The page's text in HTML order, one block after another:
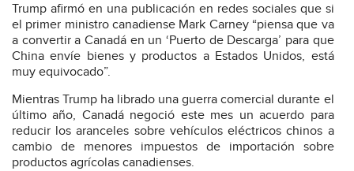
Trump afirmó en una publicación en redes sociales que si
el primer ministro canadiense Mark Carney “piensa que va
a convertir a Canadá en un ‘Puerto de Descarga’ para que
China envíe bienes y productos a Estados Unidos, está
muy equivocado”.
Mientras Trump ha librado una guerra comercial durante el
último año, Canadá negoció este mes un acuerdo para
reducir los aranceles sobre vehículos eléctricos chinos a
cambio de menores impuestos de importación sobre
productos agrícolas canadienses.